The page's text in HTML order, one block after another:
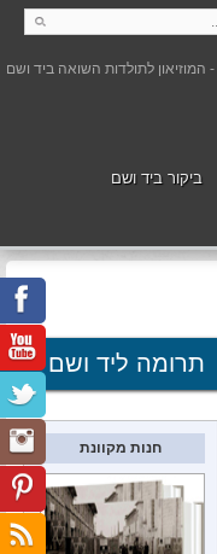
ביקור ביד ושם
תרומה ליד ושם
חנות מקוונת